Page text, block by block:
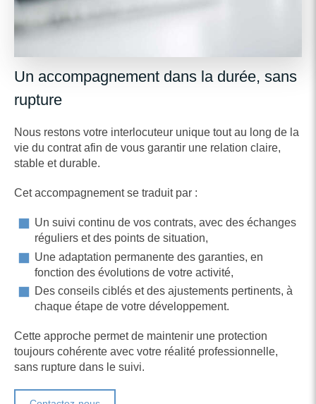
Un accompagnement dans la durée, sans
rupture
Nous restons votre interlocuteur unique tout au long de la
vie du contrat afin de vous garantir une relation claire,
stable et durable.
Cet accompagnement se traduit par :
Un suivi continu de vos contrats, avec des échanges
réguliers et des points de situation,
Une adaptation permanente des garanties, en
fonction des évolutions de votre activité,
Des conseils ciblés et des ajustements pertinents, à
chaque étape de votre développement.
Cette approche permet de maintenir une protection
toujours cohérente avec votre réalité professionnelle,
sans rupture dans le suivi.